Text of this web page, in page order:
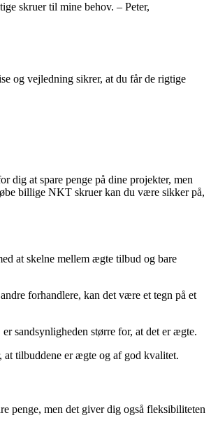
skruer til mine behov. – Peter,
og vejledning sikrer, at du får de rigtige
dig at spare penge på dine projekter, men
billige NKT skruer kan du være sikker på,
at skelne mellem ægte tilbud og bare
forhandlere, kan det være et tegn på et
sandsynligheden større for, at det er ægte.
at tilbuddene er ægte og af god kvalitet.
penge, men det giver dig også fleksibiliteten